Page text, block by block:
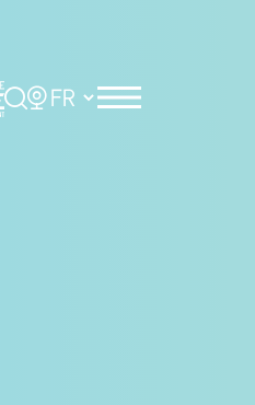
Rechercher
Choisir la langue